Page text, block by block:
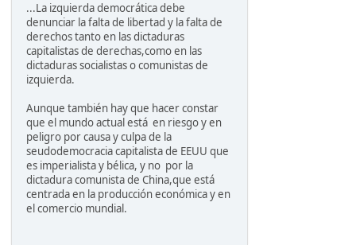
...La izquierda democrática debe
denunciar la falta de libertad y la falta de
derechos tanto en las dictaduras
capitalistas de derechas,como en las
dictaduras socialistas o comunistas de
izquierda.
Aunque también hay que hacer constar
que el mundo actual está en riesgo y en
peligro por causa y culpa de la
seudodemocracia capitalista de EEUU que
es imperialista y bélica, y no por la
dictadura comunista de China,que está
centrada en la producción económica y en
el comercio mundial.